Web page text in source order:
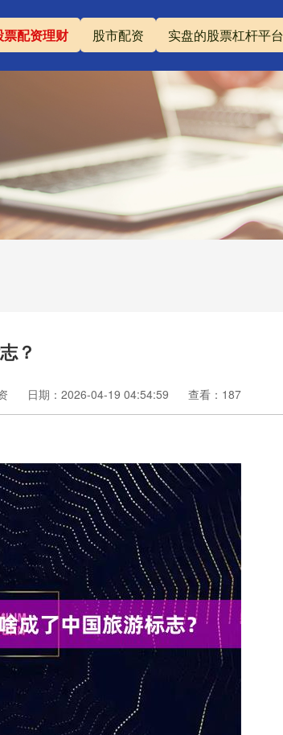
票配资理财 股市配资 实盘的股票杠杆平台
？
日期：2026-04-19 04:54:59 查看：187